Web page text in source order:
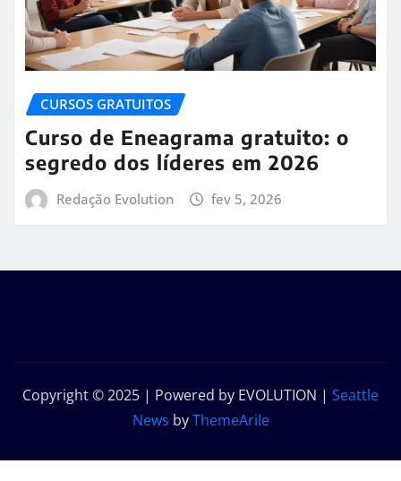
CURSOS GRATUITOS
Curso de Eneagrama gratuito: o
segredo dos líderes em 2026
Redação Evolution fev 5, 2026
Copyright © 2025 | Powered by EVOLUTION | Seattle
News byThemeArile